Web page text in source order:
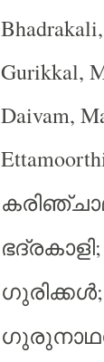
Gurikkal,
Daivam,
ഭദ്രകാളി;
ഗുരിക്കൾ;